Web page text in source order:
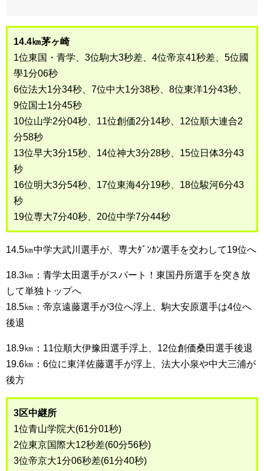
14.4㎞茅ヶ崎
1位東国・青学、3位駒大3秒差、4位帝京41秒差、5位國
學1分06秒
6位法大1分34秒、7位中大1分38秒、8位東洋1分43秒、
9位国士1分45秒
10位山学2分04秒、11位創価2分14秒、12位順大連合2
分58秒
13位早大3分15秒、14位神大3分28秒、15位日体3分43
秒
16位明大3分54秒、17位東海4分19秒、18位駿河6分43
秒
19位専大7分40秒、20位中学7分44秒
14.5㎞中学大武川選手が、専大ﾀﾞﾝｶﾝ選手を交わして19位へ
18.3㎞：青学太田選手がスパート！東国丹所選手を突き放
して単独トップへ
18.5㎞：帝京遠藤選手が3位へ浮上、駒大安原選手は4位へ
後退
18.9㎞：11位順大伊豫田選手浮上、12位創価桑田選手後退
19.6㎞：6位に東洋佐藤選手が浮上、法大小泉や中大三浦が
後方
3区中継所
1位青山学院大(61分01秒)
2位東京国際大12秒差(60分56秒)
3位帝京大1分06秒差(61分40秒)